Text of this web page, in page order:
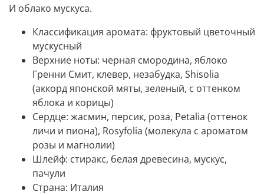
И облако мускуса.
Классификация аромата: фруктовый цветочный
мускусный
Верхние ноты: черная смородина, яблоко
Гренни Смит, клевер, незабудка, Shisolia
(аккорд японской мяты, зеленый, с оттенком
яблока и корицы)
Сердце: жасмин, персик, роза, Petalia (оттенок
личи и пиона), Rosyfolia (молекула с ароматом
розы и магнолии)
Шлейф: стиракс, белая древесина, мускус,
пачули
Страна: Италия